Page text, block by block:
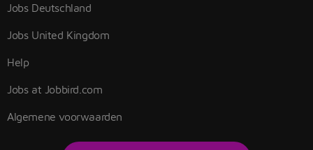
Jobs Deutschland
Jobs United Kingdom
Help
Jobs at Jobbird.com
Algemene voorwaarden